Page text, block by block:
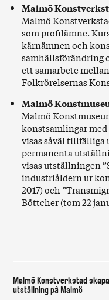
Malmö Konstverkstad
utställning på Malmö
Malmö
Malmö
som profilämne.
kärnämnen och
samhällsförändring
ett samarbete
Folkrörelsernas
Malmö
Malmö
konstsamlingar
visas såväl tillfälliga
permanenta
visas utställningen
industriåldern ur
2017) och
Böttcher (tom 22